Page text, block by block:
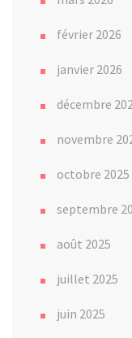
février 2026
janvier 2026
décembre
novembre
octobre 2025
septembre
août 2025
juillet 2025
juin 2025